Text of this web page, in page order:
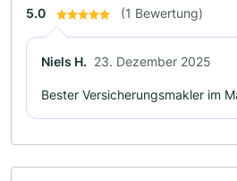
5.0 (1 Bewertung)
Niels H. 23. Dezember 2025
Bester Versicherungsmakler im